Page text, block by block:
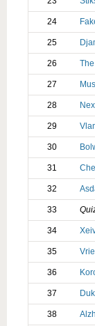
24
25
26
27
28
29
30
31
32
33
34
35
36
37
38